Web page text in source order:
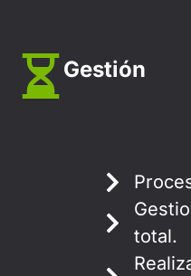
Gestión
total.